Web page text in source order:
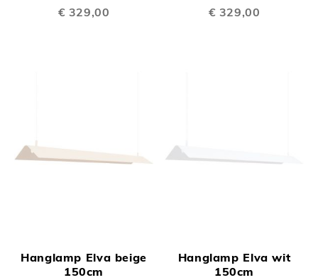
€ 329,00
€ 329,00
Hanglamp Elva beige
150cm
Hanglamp Elva wit
150cm